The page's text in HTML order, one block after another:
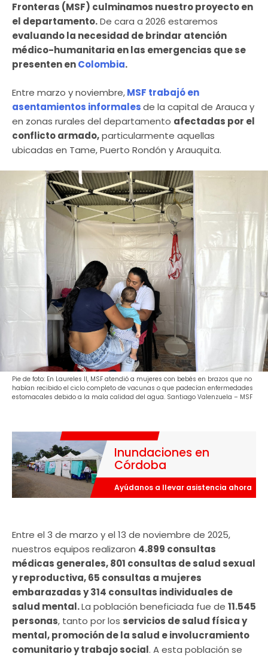
Fronteras (MSF) culminamos nuestro proyecto en
el departamento.De cara a 2026 estaremos
evaluando la necesidad de brindar atención
médico-humanitaria en las emergencias que se
presenten enColombia.
Entre marzo y noviembre,MSF trabajó en
asentamientos informalesde la capital de Arauca y
en zonas rurales del departamento afectadas por el
conflicto armado,particularmente aquellas
ubicadas en Tame, Puerto Rondón y Arauquita.
Pie de foto: En Laureles II, MSF atendió a mujeres con bebés en brazos que no
habían recibido el ciclo completo de vacunas o que padecían enfermedades
estomacales debido a la mala calidad del agua. Santiago Valenzuela – MSF
Inundaciones en
Córdoba
Ayúdanos a llevar asistencia ahora
Entre el 3 de marzo y el 13 de noviembre de 2025,
nuestros equipos realizaron 4.899 consultas
médicas generales, 801 consultas de salud sexual
y reproductiva, 65 consultas a mujeres
embarazadas y 314 consultas individuales de
salud mental.La población beneficiada fue de 11.545
personas, tanto por los servicios de salud física y
mental, promoción de la salud e involucramiento
comunitario y trabajo social. A esta población se